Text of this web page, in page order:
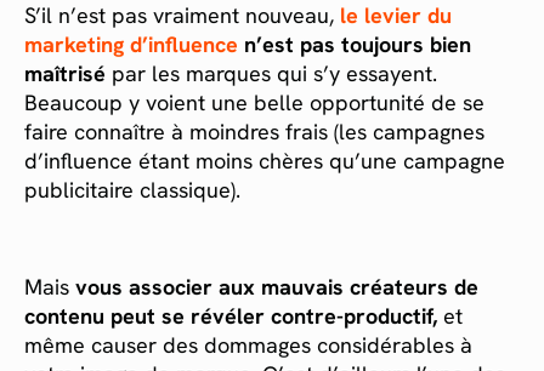
S’il n’est pas vraiment nouveau, le levier du
marketing d’influence n’est pas toujours bien
maîtrisé par les marques qui s’y essayent.
Beaucoup y voient une belle opportunité de se
faire connaître à moindres frais (les campagnes
d’influence étant moins chères qu’une campagne
publicitaire classique).
Mais vous associer aux mauvais créateurs de
contenu peut se révéler contre-productif, et
même causer des dommages considérables à